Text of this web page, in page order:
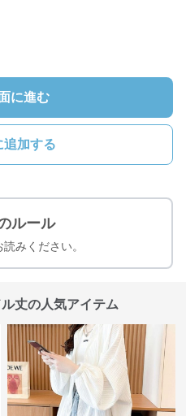
に進む
追加する
ルール
みください。
丈の人気アイテム